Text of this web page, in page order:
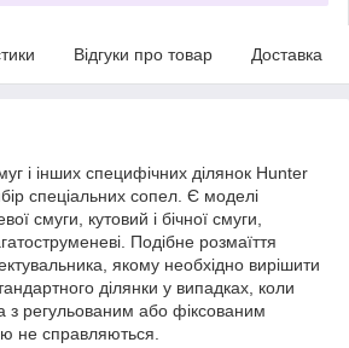
Відгуки про товар Доставка
і інших специфічних ділянок Hunter
спеціальних сопел. Є моделі
смуги, кутовий і бічної смуги,
Подібне розмаїття
якому необхідно вирішити
ділянки у випадках, коли
з регульованим або фіксованим
не справляються.